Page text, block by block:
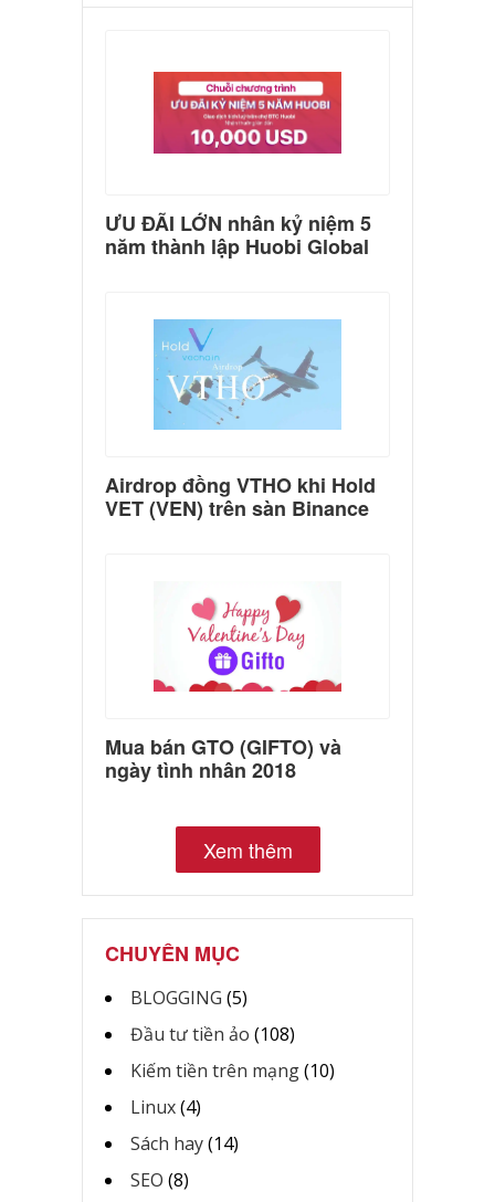
ƯU ĐÃI LỚN nhân kỷ niệm 5
năm thành lập Huobi Global
Airdrop đồng VTHO khi Hold
VET (VEN) trên sàn Binance
Mua bán GTO (GIFTO) và
ngày tình nhân 2018
Xem thêm
CHUYÊN MỤC
BLOGGING (5)
Đầu tư tiền ảo (108)
Kiếm tiền trên mạng(10)
Linux(4)
Sách hay(14)
SEO (8)